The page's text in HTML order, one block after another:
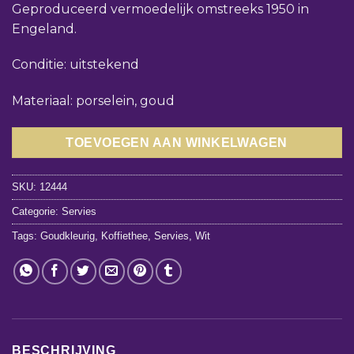
Geproduceerd vermoedelijk omstreeks 1950 in
Engeland.
Conditie: uitstekend
Materiaal: porselein, goud
TOEVOEGEN AAN WINKELWAGEN
SKU: 12444
Categorie: Servies
Tags: Goudkleurig Koffiethee Servies Wit
BESCHRIJVING